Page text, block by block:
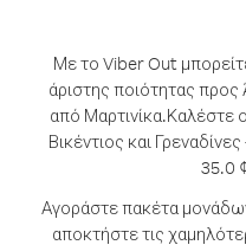
Με το Viber Out
άριστης ποιότητας προς
από Μαρτινίκα.Καλέστε
Βικέντιος και
35.0
Αγοράστε πακέτα
αποκτήστε τις